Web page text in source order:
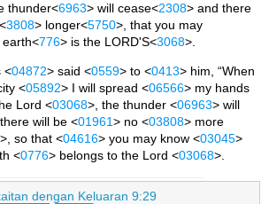
thunder<6963> will cease<2308> and there
3808> longer<5750>, that you may
776> is the LORD'S<3068>.
<04872> said <0559> to <0413> him, “When
<05892> I will spread <06566> my hands
Lord <03068>, the thunder <06963> will
will be <01961> no <03808> more
>, so that <04616> you may know <03045>
<0776> belongs to the Lord <03068>.
dengan Keluaran 9:29